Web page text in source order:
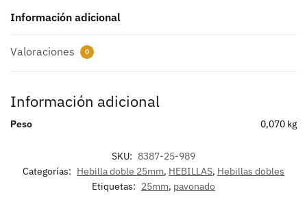
Información adicional
Valoraciones 0
Información adicional
Peso 0,070 kg
SKU: 8387-25-989
Categorías: Hebilla doble 25mm, HEBILLAS, Hebillas dobles
Etiquetas: 25mm, pavonado